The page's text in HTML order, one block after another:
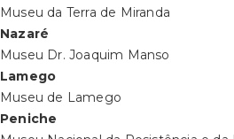
Museu da Terra de Miranda
Nazaré
Museu Dr. Joaquim Manso
Lamego
Museu de Lamego
Peniche